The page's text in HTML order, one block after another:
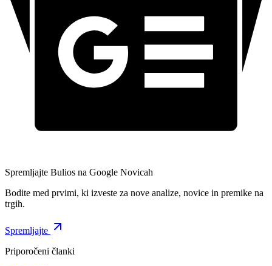
Spremljajte Bulios na Google Novicah
Bodite med prvimi, ki izveste za nove analize, novice in premike na
trgih.
Spremljajte
Priporočeni članki